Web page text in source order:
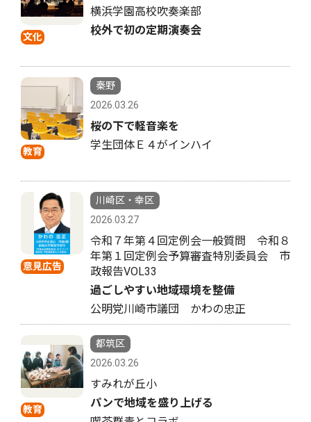
文化
横浜学園高校吹奏楽部
校外で初の定期演奏会
教育
秦野
2026.03.26
桜の下で軽音楽を
学生団体Ｅ４がインハイ
意見広告
川崎区・幸区
2026.03.27
令和７年第４回定例会一般質問 令和８
年第１回定例会予算審査特別委員会 市
政報告VOL33
過ごしやすい地域環境を整備
公明党川崎市議団 かわの忠正
教育
都筑区
2026.03.26
すみれが丘小
パンで地域を盛り上げる